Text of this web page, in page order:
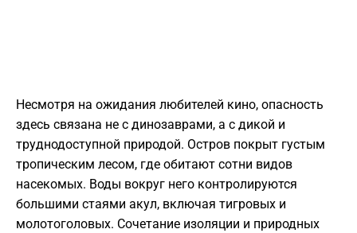
Несмотря на ожидания любителей кино, опасность
здесь связана не с динозаврами, а с дикой и
труднодоступной природой. Остров покрыт густым
тропическим лесом, где обитают сотни видов
насекомых. Воды вокруг него контролируются
большими стаями акул, включая тигровых и
молотоголовых. Сочетание изоляции и природных